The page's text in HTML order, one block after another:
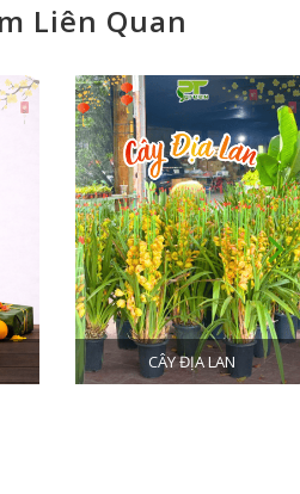
Liên Quan
CÂY ĐỊA LAN